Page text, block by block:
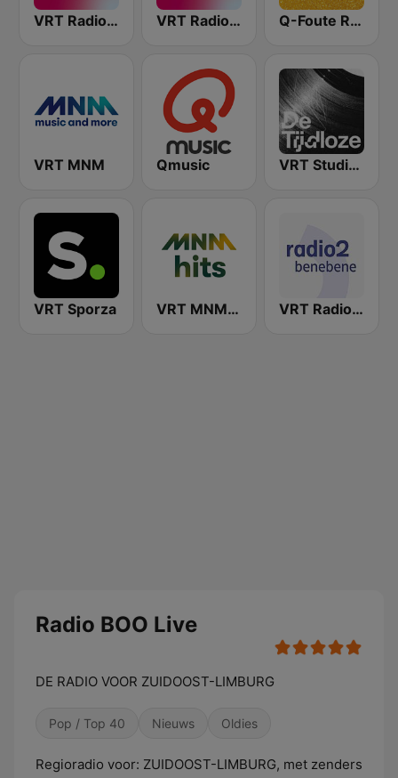
VRT Radio 2 West-Vlaanderen VRT Radio 2 Oost-Vlaanderen Q-Foute Radio
VRT MNM Qmusic VRT Studio Brussel - De Tijdloze
VRT Sporza VRT MNM Hits VRT Radio 2 Bene Bene
Radio BOO Live
DE RADIO VOOR ZUIDOOST-LIMBURG
Pop / Top 40 Nieuws Oldies
Regioradio voor: ZUIDOOST-LIMBURG, met zenders